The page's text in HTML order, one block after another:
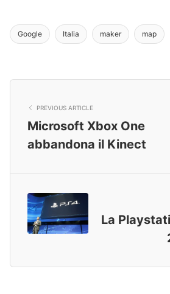
Google Italia maker map
PREVIOUS ARTICLE
Microsoft Xbox One
abbandona il Kinect
La